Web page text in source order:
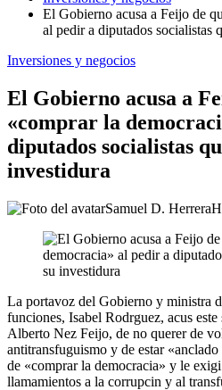
El Gobierno acusa a Feijo de
al pedir a diputados socialistas
Inversiones y negocios
El Gobierno acusa a
«comprar la
diputados socialistas
investidura
Samuel D. Herrera
La portavoz del Gobierno y ministra
funciones, Isabel Rodrguez, acus este
Alberto Nez Feijo, de no querer de
antitransfuguismo y de estar
de «comprar la democracia» y le exigi
llamamientos a la corrupcin y al